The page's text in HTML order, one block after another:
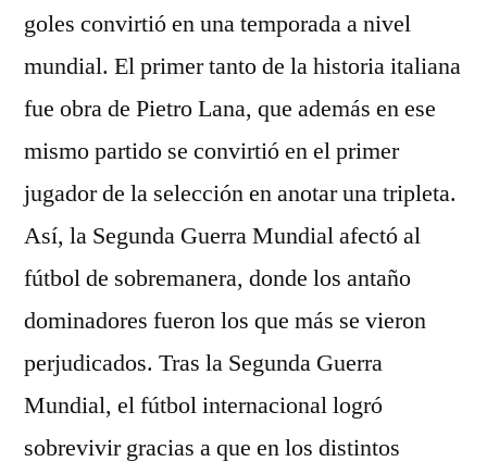
goles convirtió en una temporada a nivel
mundial. El primer tanto de la historia italiana
fue obra de Pietro Lana, que además en ese
mismo partido se convirtió en el primer
jugador de la selección en anotar una tripleta.
Así, la Segunda Guerra Mundial afectó al
fútbol de sobremanera, donde los antaño
dominadores fueron los que más se vieron
perjudicados. Tras la Segunda Guerra
Mundial, el fútbol internacional logró
sobrevivir gracias a que en los distintos